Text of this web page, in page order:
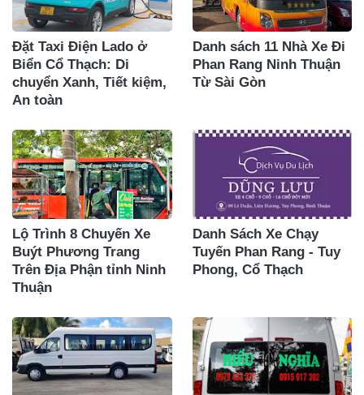
Đặt Taxi Điện Lado ở
Biển Cổ Thạch: Di
chuyển Xanh, Tiết kiệm,
An toàn
Danh sách 11 Nhà Xe Đi
Phan Rang Ninh Thuận
Từ Sài Gòn
Lộ Trình 8 Chuyến Xe
Buýt Phương Trang
Trên Địa Phận tỉnh Ninh
Thuận
Danh Sách Xe Chạy
Tuyến Phan Rang - Tuy
Phong, Cổ Thạch